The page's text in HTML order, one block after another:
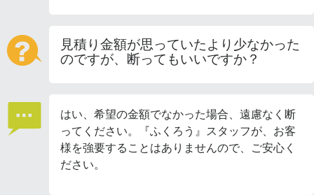
見積り金額が思っていたより少なかった
のですが、断ってもいいですか？
はい、希望の金額でなかった場合、遠慮なく断
ってください。『ふくろう』スタッフが、お客
様を強要することはありませんので、ご安心く
ださい。